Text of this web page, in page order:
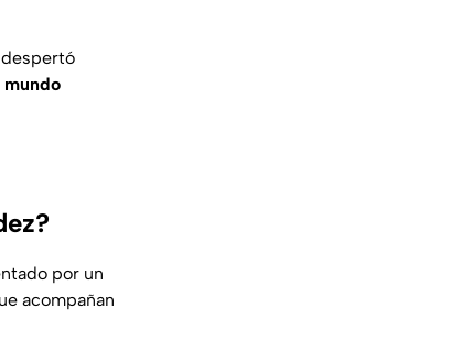
mundo
por un
acompañan